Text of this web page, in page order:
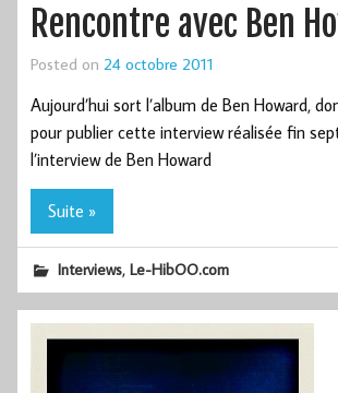
Rencontre avec Ben
Posted on 24 octobre 2011
Aujourd’hui sort l’album de Ben Howard,
pour publier cette interview réalisée fin
l’interview de Ben Howard
Suite »
Interviews,Le-HibOO.com